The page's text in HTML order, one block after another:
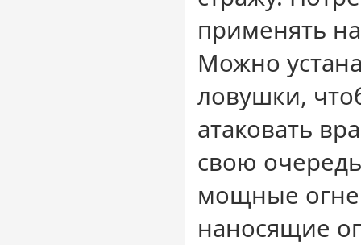
применять
Можно
ловушки,
атаковать
свою
мощные
наносящие